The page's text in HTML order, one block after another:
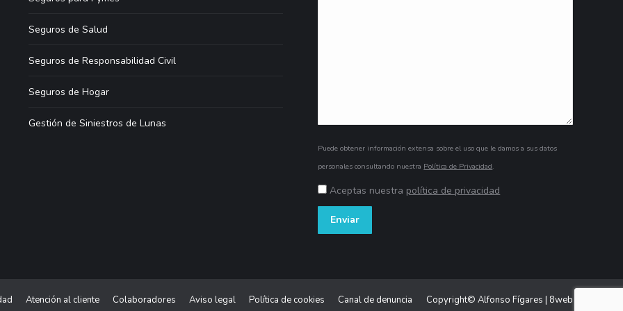
Seguros de Salud
Seguros de Responsabilidad Civil
Seguros de Hogar
Gestión de Siniestros de Lunas
Puede obtener información extensa sobre el uso que le damos a sus datos
personales consultando nuestra Política de Privacidad.
Aceptas nuestra política de privacidad
Atención al cliente Colaboradores Aviso legal Política de cookies Canal de denuncia Copyright© Alfonso Fígares | 8web